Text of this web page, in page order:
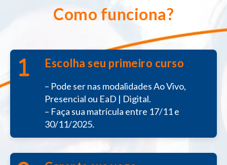
Como funciona?
Escolha seu primeiro curso
– Pode ser nas modalidades Ao Vivo,
Presencial ou EaD | Digital.
– Faça sua matrícula entre 17/11 e
30/11/2025.